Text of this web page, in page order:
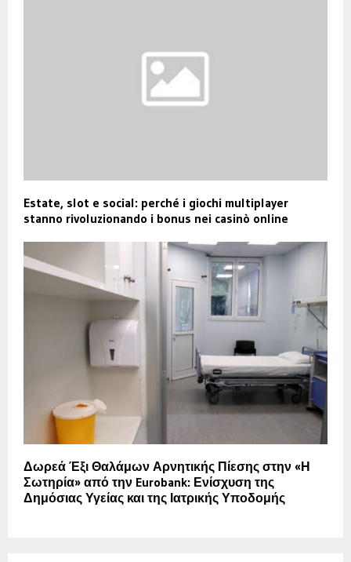
Estate, slot e social: perché i giochi multiplayer
stanno rivoluzionando i bonus nei casinò online
Δωρεά Έξι Θαλάμων Αρνητικής Πίεσης στην «Η
Σωτηρία» από την Eurobank: Ενίσχυση της
Δημόσιας Υγείας και της Ιατρικής Υποδομής